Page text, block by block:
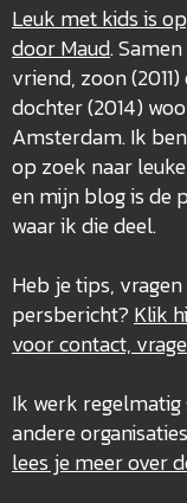
Leuk met kids is
door Maud.
vriend, zoon (2011)
dochter (2014)
Amsterdam. Ik
op zoek naar
en mijn blog is de
waar ik die deel.
Heb je tips,
persbericht? Klik
voor contact,
Ik werk
andere
lees je meer over